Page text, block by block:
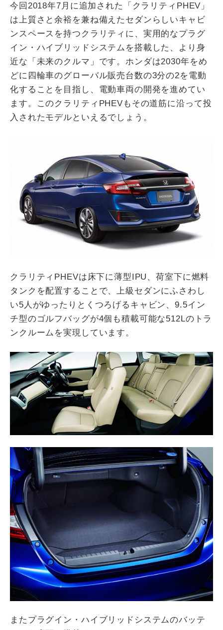
今回2018年7月に追加された「クラリティPHEV」
は上質さと余裕を兼ね備えたセダンらしいキャビ
ンスペースを持つクラリティに、実用的なプラグ
イン・ハイブリッドシステムを搭載した、より身
近な「未来のクルマ」です。ホンダは2030年をめ
どに四輪車のグローバル販売台数の3分の2を電動
化することを目指し、電動車両の開発を進めてい
ます。このクラリティPHEVもその道筋に沿って投
入されたモデルといえるでしょう。
クラリティPHEVは床下に薄型IPU、荷室下に燃料
タンクを配置することで、上級セダンにふさわし
い5人がゆったりとくつろげるキャビン、9.5イン
チ型のゴルフバッグが4個も積載可能な512Lのトラ
ンクルームを実現しています。
またプラグイン・ハイブリッドシステムのバッテ